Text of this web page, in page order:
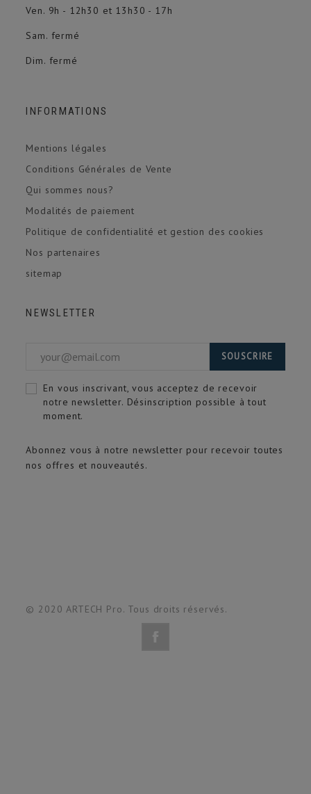
Ven. 9h - 12h30 et 13h30 - 17h
Sam. fermé
Dim. fermé
INFORMATIONS
Mentions légales
Conditions Générales de Vente
Qui sommes nous?
Modalités de paiement
Politique de confidentialité et gestion des cookies
Nos partenaires
sitemap
NEWSLETTER
Abonnez vous à notre newsletter pour recevoir toutes
nos offres et nouveautés.
SOUSCRIRE
En vous inscrivant, vous acceptez de recevoir
notre newsletter. Désinscription possible à tout
moment.
© 2020 ARTECH Pro. Tous droits réservés.